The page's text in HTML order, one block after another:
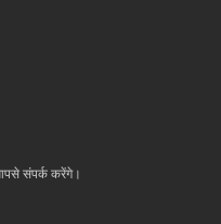
संपर्क करेंगे।